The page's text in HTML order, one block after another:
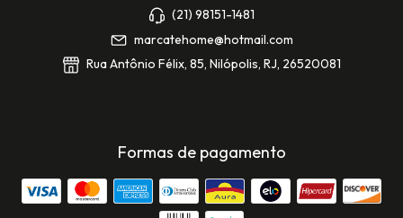
(21) 98151-1481
marcatehome@hotmail.com
Rua Antônio Félix, 85, Nilópolis, RJ, 26520081
Formas de pagamento